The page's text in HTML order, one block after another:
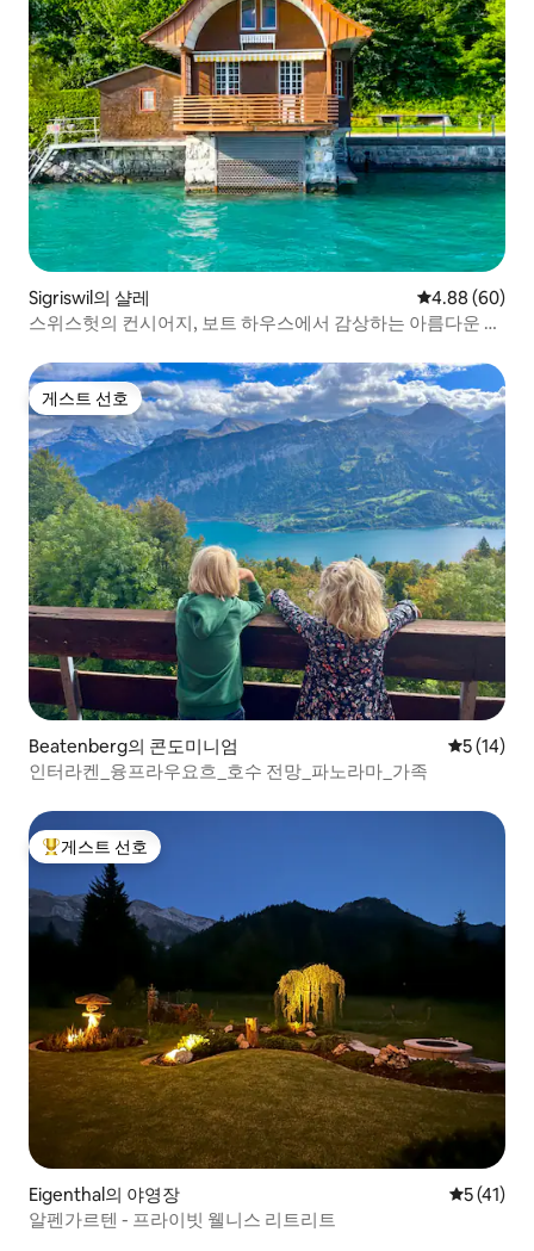
Sigriswil의 샬레 평점 4.88점(5
4.88 (60)
스위스헛의 컨시어지, 보트 하우스에서 감상하는 아름다운 풍
게스트 선호
게스트 선호
Beatenberg의 콘도미니엄 평점 5점
5 (14)
인터라켄_융프라우요흐_호수 전망_파노라마_가족
상위 게스트 선호
게스트 선호
Eigenthal의 야영장 평점 5점
5 (41)
알펜가르텐 - 프라이빗 웰니스 리트리트